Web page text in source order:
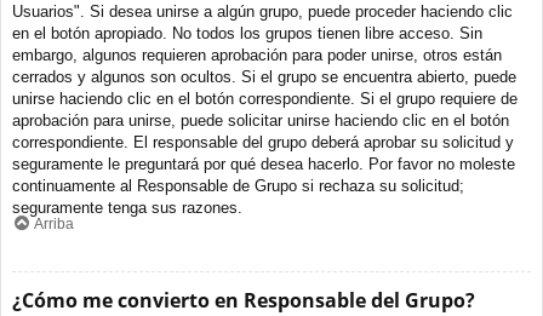
Usuarios". Si desea unirse a algún grupo, puede proceder haciendo clic
en el botón apropiado. No todos los grupos tienen libre acceso. Sin
embargo, algunos requieren aprobación para poder unirse, otros están
cerrados y algunos son ocultos. Si el grupo se encuentra abierto, puede
unirse haciendo clic en el botón correspondiente. Si el grupo requiere de
aprobación para unirse, puede solicitar unirse haciendo clic en el botón
correspondiente. El responsable del grupo deberá aprobar su solicitud y
seguramente le preguntará por qué desea hacerlo. Por favor no moleste
continuamente al Responsable de Grupo si rechaza su solicitud;
seguramente tenga sus razones.
Arriba
¿Cómo me convierto en Responsable del Grupo?